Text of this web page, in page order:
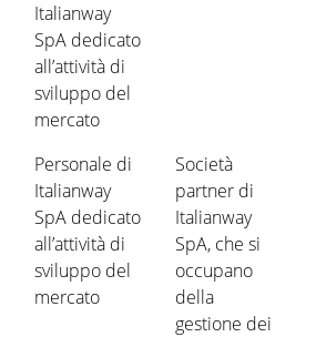
Italianway
SpA dedicato
all’attività di
sviluppo del
mercato
Personale di
Italianway
SpA dedicato
all’attività di
sviluppo del
mercato
Società
partner di
Italianway
SpA, che si
occupano
della
gestione dei